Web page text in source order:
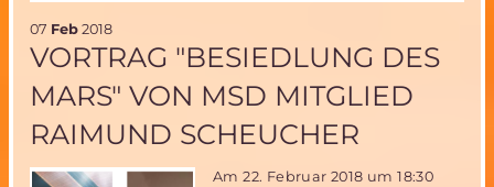
in
Pasadena,
07 Feb 2018
VORTRAG "BESIEDLUNG DES
MARS" VON MSD MITGLIED
RAIMUND SCHEUCHER
Am 22. Februar 2018 um 18:30